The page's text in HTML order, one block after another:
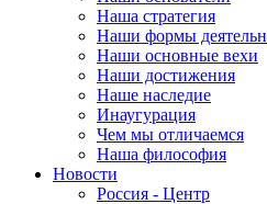
Наша стратегия
Наши формы
Наши основные вехи
Наши достижения
Наше наследие
Инаугурация
Чем мы отличаемся
Наша философия
Новости
Россия - Центр